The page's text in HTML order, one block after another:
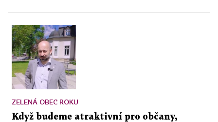
ZELENÁ OBEC ROKU
Když budeme atraktivní pro občany,